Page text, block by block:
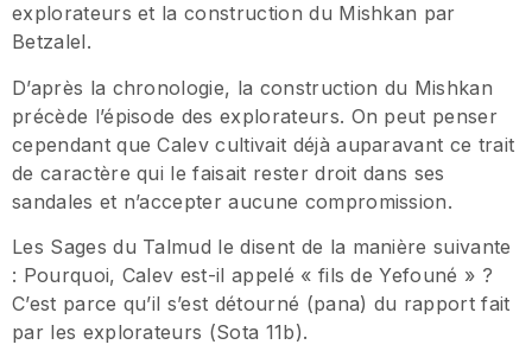
explorateurs et la construction du Mishkan par
Betzalel.
D’après la chronologie, la construction du Mishkan
précède l’épisode des explorateurs. On peut penser
cependant que Calev cultivait déjà auparavant ce trait
de caractère qui le faisait rester droit dans ses
sandales et n’accepter aucune compromission.
Les Sages du Talmud le disent de la manière suivante
: Pourquoi, Calev est-il appelé « fils de Yefouné » ?
C’est parce qu’il s’est détourné (pana) du rapport fait
par les explorateurs (Sota 11b).